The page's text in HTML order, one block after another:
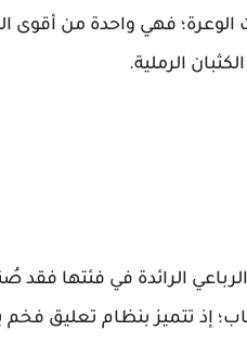
فهي واحدة من أقوى
الرملية.
إذ تتميز بنظام تعليق